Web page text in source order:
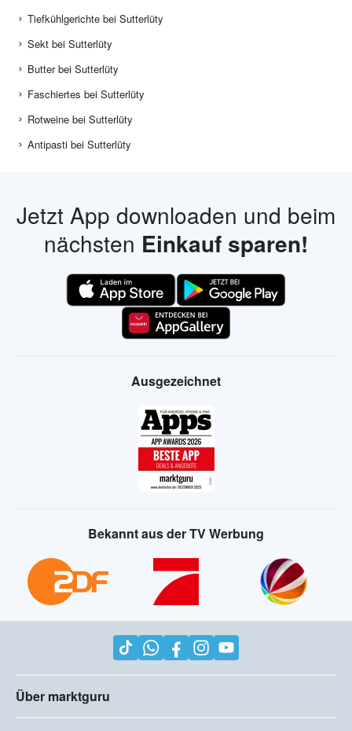
Tiefkühlgerichte bei Sutterlüty
Sekt bei Sutterlüty
Butter bei Sutterlüty
Faschiertes bei Sutterlüty
Rotweine bei Sutterlüty
Antipasti bei Sutterlüty
Jetzt App downloaden und beim
nächsten Einkauf sparen!
Ausgezeichnet
Bekannt aus der TV Werbung
Über marktguru